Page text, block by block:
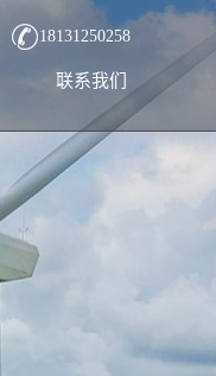
18131250258
联系我们